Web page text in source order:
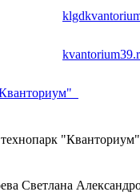
"Кванториум"
Светлана